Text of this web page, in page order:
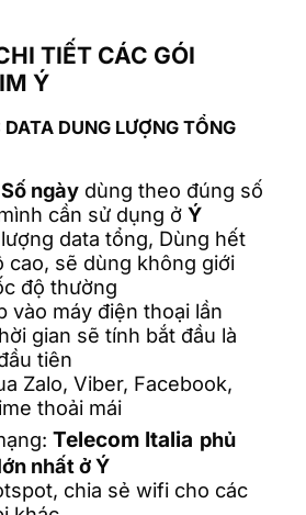
TIẾT CÁC GÓI
Ý
DATA DUNG LƯỢNG TỔNG
Số ngày dùng theo đúng số
cần sử dụng ở Ý
data tổng, Dùng hết
cao, sẽ dùng không giới
độ thường
vào máy điện thoại lần
gian sẽ tính bắt đầu là
tiên
Zalo, Viber, Facebook,
thoải mái
Telecom Italia phủ
nhất ở Ý
chia sẻ wifi cho các